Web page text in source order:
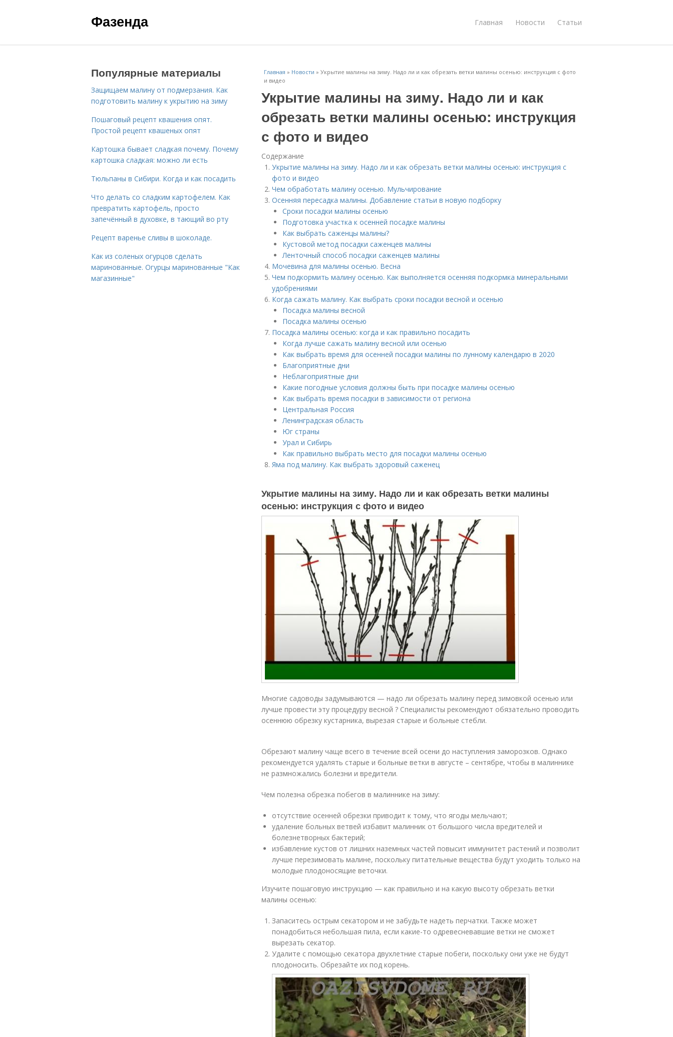
Фазенда Главная Новости Статьи
Главная » Новости » Укрытие малины на зиму. Надо ли и как обрезать ветки малины осенью: инструкция с фото
и видео
Укрытие малины на зиму. Надо ли и как
обрезать ветки малины осенью: инструкция
с фото и видео
Содержание
Укрытие малины на зиму. Надо ли и как обрезать ветки малины осенью: инструкция с
фото и видео
Чем обработать малину осенью. Мульчирование
Осенняя пересадка малины. Добавление статьи в новую подборку
Сроки посадки малины осенью
Подготовка участка к осенней посадке малины
Как выбрать саженцы малины?
Кустовой метод посадки саженцев малины
Ленточный способ посадки саженцев малины
Мочевина для малины осенью. Весна
Чем подкормить малину осенью. Как выполняется осенняя подкормка минеральными
удобрениями
Когда сажать малину. Как выбрать сроки посадки весной и осенью
Посадка малины весной
Посадка малины осенью
Посадка малины осенью: когда и как правильно посадить
Когда лучше сажать малину весной или осенью
Как выбрать время для осенней посадки малины по лунному календарю в 2020
Благоприятные дни
Неблагоприятные дни
Какие погодные условия должны быть при посадке малины осенью
Как выбрать время посадки в зависимости от региона
Центральная Россия
Ленинградская область
Юг страны
Урал и Сибирь
Как правильно выбрать место для посадки малины осенью
Яма под малину. Как выбрать здоровый саженец
Укрытие малины на зиму. Надо ли и как обрезать ветки малины
осенью: инструкция с фото и видео
Многие садоводы задумываются — надо ли обрезать малину перед зимовкой осенью или
лучше провести эту процедуру весной ? Специалисты рекомендуют обязательно проводить
осеннюю обрезку кустарника, вырезая старые и больные стебли.
Обрезают малину чаще всего в течение всей осени до наступления заморозков. Однако
рекомендуется удалять старые и больные ветки в августе – сентябре, чтобы в малиннике
не размножались болезни и вредители.
Чем полезна обрезка побегов в малиннике на зиму:
отсутствие осенней обрезки приводит к тому, что ягоды мельчают;
удаление больных ветвей избавит малинник от большого числа вредителей и
болезнетворных бактерий;
избавление кустов от лишних наземных частей повысит иммунитет растений и позволит
лучше перезимовать малине, поскольку питательные вещества будут уходить только на
молодые плодоносящие веточки.
Изучите пошаговую инструкцию — как правильно и на какую высоту обрезать ветки
малины осенью:
Запаситесь острым секатором и не забудьте надеть перчатки. Также может
понадобиться небольшая пила, если какие-то одревесневавшие ветки не сможет
вырезать секатор.
Удалите с помощью секатора двухлетние старые побеги, поскольку они уже не будут
плодоносить. Обрезайте их под корень.
Популярные материалы
Защищаем малину от подмерзания. Как
подготовить малину к укрытию на зиму
Пошаговый рецепт квашения опят.
Простой рецепт квашеных опят
Картошка бывает сладкая почему. Почему
картошка сладкая: можно ли есть
Тюльпаны в Сибири. Когда и как посадить
Что делать со сладким картофелем. Как
превратить картофель, просто
запечённый в духовке, в тающий во рту
Рецепт варенье сливы в шоколаде.
Как из соленых огурцов сделать
маринованные. Огурцы маринованные "Как
магазинные"